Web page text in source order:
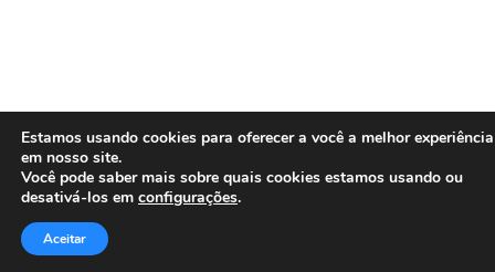
Estamos usando cookies para oferecer a você a melhor experiência
em nosso site.
Você pode saber mais sobre quais cookies estamos usando ou
desativá-los em configurações.
Aceitar